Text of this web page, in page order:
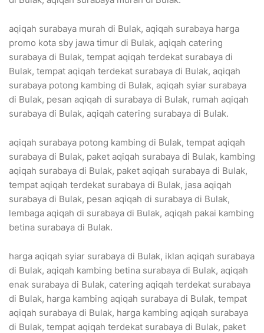
aqiqah surabaya murah di Bulak, aqiqah surabaya harga
promo kota sby jawa timur di Bulak, aqiqah catering
surabaya di Bulak, tempat aqiqah terdekat surabaya di
Bulak, tempat aqiqah terdekat surabaya di Bulak, aqiqah
surabaya potong kambing di Bulak, aqiqah syiar surabaya
di Bulak, pesan aqiqah di surabaya di Bulak, rumah aqiqah
surabaya di Bulak, aqiqah catering surabaya di Bulak.
aqiqah surabaya potong kambing di Bulak, tempat aqiqah
surabaya di Bulak, paket aqiqah surabaya di Bulak, kambing
aqiqah surabaya di Bulak, paket aqiqah surabaya di Bulak,
tempat aqiqah terdekat surabaya di Bulak, jasa aqiqah
surabaya di Bulak, pesan aqiqah di surabaya di Bulak,
lembaga aqiqah di surabaya di Bulak, aqiqah pakai kambing
betina surabaya di Bulak.
harga aqiqah syiar surabaya di Bulak, iklan aqiqah surabaya
di Bulak, aqiqah kambing betina surabaya di Bulak, aqiqah
enak surabaya di Bulak, catering aqiqah terdekat surabaya
di Bulak, harga kambing aqiqah surabaya di Bulak, tempat
aqiqah surabaya di Bulak, harga kambing aqiqah surabaya
di Bulak, tempat aqiqah terdekat surabaya di Bulak, paket